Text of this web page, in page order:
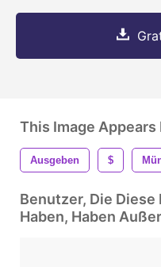
This Image Appears
Ausgeben $
Benutzer, Die
Haben, Haben